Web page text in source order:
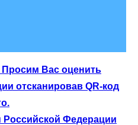
Вас оценить
отсканировав QR-код
Российской Федерации